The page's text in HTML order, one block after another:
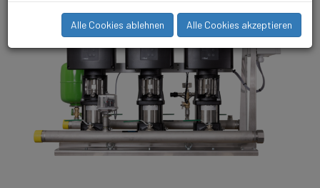
Alle Cookies ablehnen Alle Cookies akzeptieren